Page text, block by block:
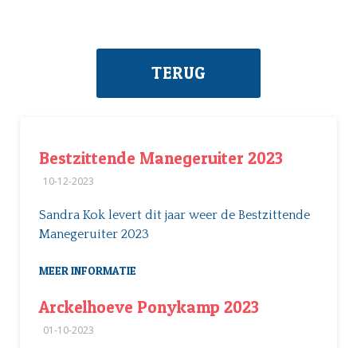
TERUG
Bestzittende Manegeruiter 2023
10-12-2023
Sandra Kok levert dit jaar weer de Bestzittende
Manegeruiter 2023
MEER INFORMATIE
Arckelhoeve Ponykamp 2023
01-10-2023